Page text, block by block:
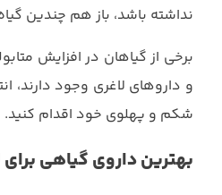
نداشته باشد، باز هم چندین
برخی از گیاهان در افزایش
و داروهای لاغری وجود دارند،
شکم و پهلوی خود اقدام کنید.
بهترین داروی گیاهی